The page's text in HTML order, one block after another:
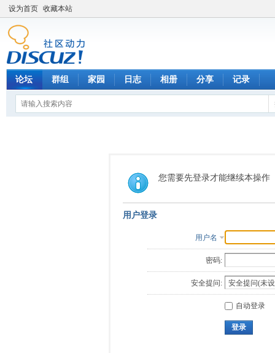
设为首页 收藏本站
论坛 群组 家园 日志 相册 分享 记录
您需要先登录才能继续本操作
用户登录
用户名
密码:
安全提问:
自动登录
登录